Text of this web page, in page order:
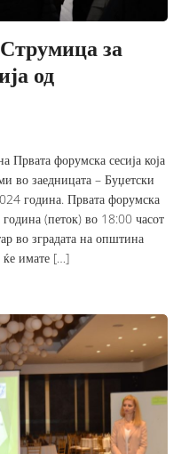
за
од
Првата форумска сесија која
во заедницата – Буџетски
година. Првата форумска
(петок) во 18:00 часот
во зградата на општина
ќе имате […]